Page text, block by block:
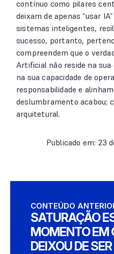
contínuo como pilares
deixam de apenas “usar
sistemas inteligentes,
sucesso, portanto,
compreendem que o
Artificial não reside na sua
na sua capacidade de
responsabilidade e
deslumbramento acabou;
arquitetural.
Publicado em: 23
CONTEÚDO
SATURAÇÃO
MOMENTO EM
DEIXOU DE